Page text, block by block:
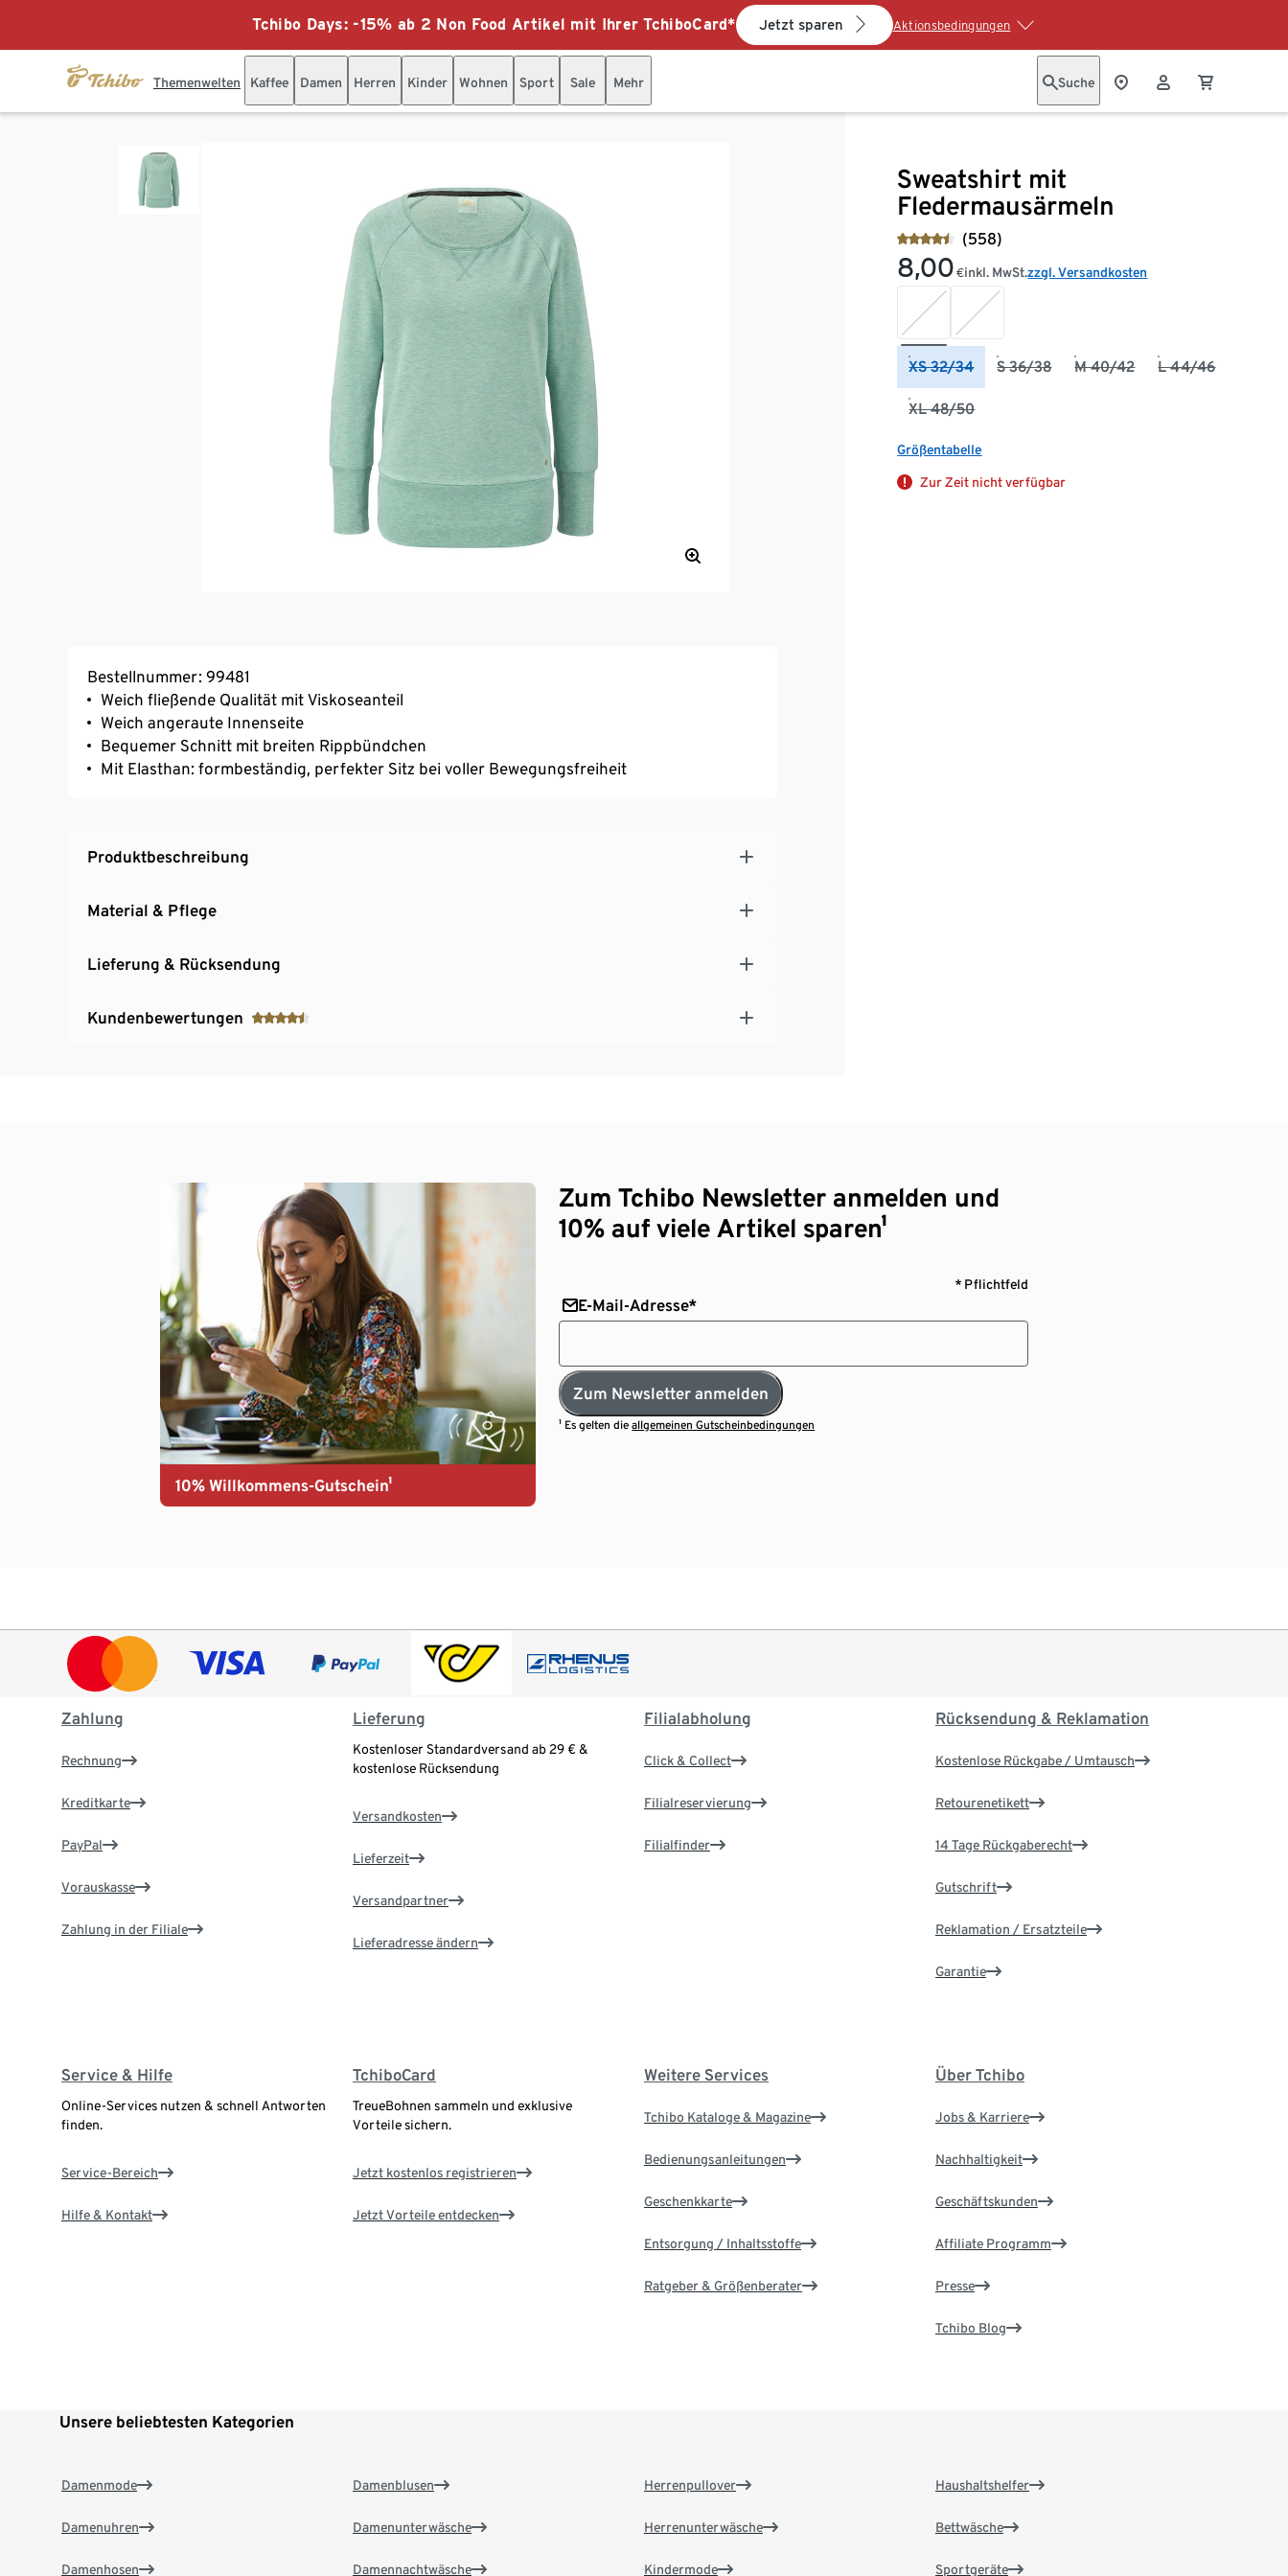
Tchibo Days: -15% ab 2 Non Food Artikel mit Ihrer TchiboCard* Jetzt sparen Aktionsbedingungen
Themenwelten Kaffee Damen Herren Kinder Wohnen Sport Sale Mehr Suche
Sweatshirt mit
Fledermausärmeln
(558)
8,00 €inkl. MwSt.zzgl. Versandkosten
XS 32/34 S 36/38 M 40/42 L 44/46
XL 48/50
Größentabelle
Zur Zeit nicht verfügbar
Bestellnummer: 99481
Weich fließende Qualität mit Viskoseanteil
Weich angeraute Innenseite
Bequemer Schnitt mit breiten Rippbündchen
Mit Elasthan: formbeständig, perfekter Sitz bei voller Bewegungsfreiheit
Produktbeschreibung
Material & Pflege
Lieferung & Rücksendung
Kundenbewertungen
10% Willkommens-Gutschein¹
Zum Tchibo Newsletter anmelden und
10% auf viele Artikel sparen¹
* Pflichtfeld
E-Mail-Adresse*
Zum Newsletter anmelden
¹ Es gelten dieallgemeinen Gutscheinbedingungen
Zahlung
Rechnung
Kreditkarte
PayPal
Vorauskasse
Zahlung in der Filiale
Lieferung
Kostenloser Standardversand ab 29 € &
kostenlose Rücksendung
Versandkosten
Lieferzeit
Versandpartner
Lieferadresse ändern
Filialabholung
Click & Collect
Filialreservierung
Filialfinder
Rücksendung & Reklamation
Kostenlose Rückgabe / Umtausch
Retourenetikett
14 Tage Rückgaberecht
Gutschrift
Reklamation / Ersatzteile
Garantie
Service & Hilfe
Online-Services nutzen & schnell Antworten
finden.
Service-Bereich
Hilfe & Kontakt
TchiboCard
TreueBohnen sammeln und exklusive
Vorteile sichern.
Jetzt kostenlos registrieren
Jetzt Vorteile entdecken
Weitere Services
Tchibo Kataloge & Magazine
Bedienungsanleitungen
Geschenkkarte
Entsorgung / Inhaltsstoffe
Ratgeber & Größenberater
Über Tchibo
Jobs & Karriere
Nachhaltigkeit
Geschäftskunden
Affiliate Programm
Presse
Tchibo Blog
Unsere beliebtesten Kategorien
Damenmode
Damenuhren
Damenhosen
Damenblusen
Damenunterwäsche
Damennachtwäsche
Herrenpullover
Herrenunterwäsche
Kindermode
Haushaltshelfer
Bettwäsche
Sportgeräte